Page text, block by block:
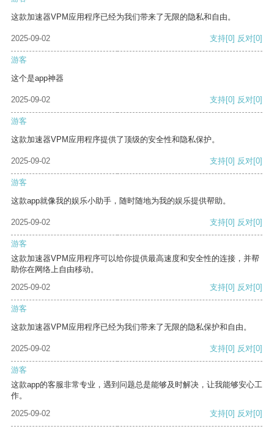
这款加速器VPM应用程序已经为我们带来了无限的隐私和自由。
2025-09-02 支持[0] 反对[0]
游客
这个是app神器
2025-09-02 支持[0] 反对[0]
游客
这款加速器VPM应用程序提供了顶级的安全性和隐私保护。
2025-09-02 支持[0] 反对[0]
游客
这款app就像我的娱乐小助手，随时随地为我的娱乐提供帮助。
2025-09-02 支持[0] 反对[0]
游客
这款加速器VPM应用程序可以给你提供最高速度和安全性的连接，并帮
助你在网络上自由移动。
2025-09-02
支持[0] 反对[0]
游客
这款加速器VPM应用程序已经为我们带来了无限的隐私保护和自由。
2025-09-02 支持[0] 反对[0]
游客
这款app的客服非常专业，遇到问题总是能够及时解决，让我能够安心工
作。
2025-09-02
支持[0] 反对[0]